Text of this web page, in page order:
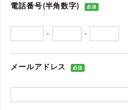
電話番号(半角数字) 必須
- -
メールアドレス 必須